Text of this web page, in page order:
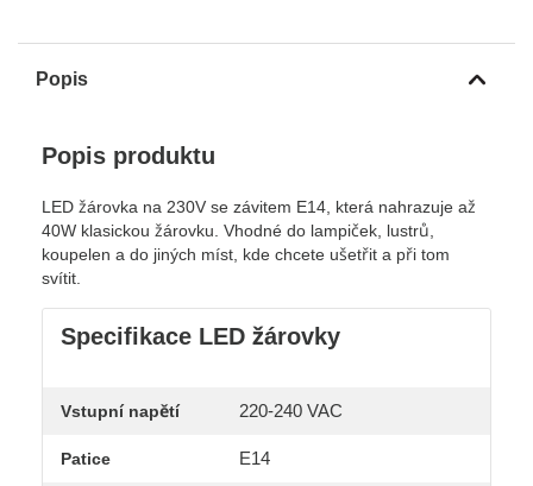
Popis
Popis produktu
LED žárovka na 230V se závitem E14, která nahrazuje až
40W klasickou žárovku. Vhodné do lampiček, lustrů,
koupelen a do jiných míst, kde chcete ušetřit a při tom
svítit.
Specifikace LED žárovky
Vstupní napětí 220-240 VAC
Patice E14